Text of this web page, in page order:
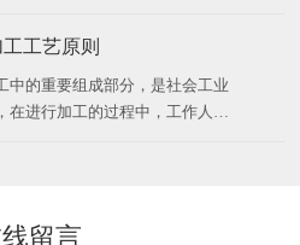
加工数控机床的日检 其主要项
日检就是根据各系统的正常情况
工艺原则
中的重要组成部分，是社会工业
在进行加工的过程中，工作人员
留言